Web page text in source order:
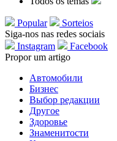
Popular
Sorteios
Siga-nos nas redes sociais
Instagram
Facebook
Propor um artigo
Автомобили
Бизнес
Выбор редакции
Другое
Здоровье
Знаменитости